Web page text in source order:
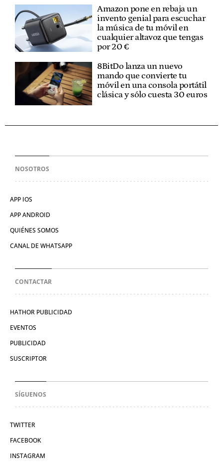
Amazon pone en rebaja un
invento genial para escuchar
la música de tu móvil en
cualquier altavoz que tengas
por 20 €
8BitDo lanza un nuevo
mando que convierte tu
móvil en una consola portátil
clásica y sólo cuesta 30 euros
NOSOTROS
APP IOS
APP ANDROID
QUIÉNES SOMOS
CANAL DE WHATSAPP
CONTACTAR
HATHOR PUBLICIDAD
EVENTOS
PUBLICIDAD
SUSCRIPTOR
SÍGUENOS
TWITTER
FACEBOOK
INSTAGRAM